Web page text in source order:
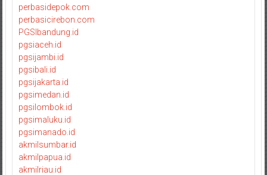
perbasidepok.com
perbasicirebon.com
PGSIbandung.id
pgsiaceh.id
pgsijambi.id
pgsibali.id
pgsijakarta.id
pgsimedan.id
pgsilombok.id
pgsimaluku.id
pgsimanado.id
akmilsumbar.id
akmilpapua.id
akmilriau.id